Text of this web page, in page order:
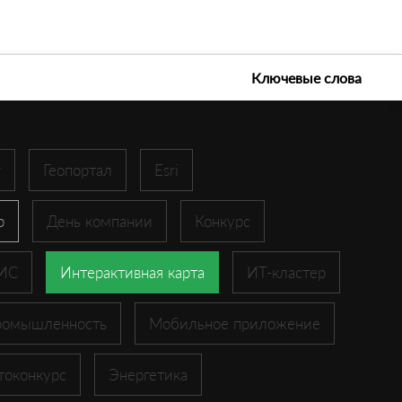
Ключевые слова
Геопортал Esri
День компании Конкурс
Интерактивная карта ИТ-кластер
Мобильное приложение
Энергетика